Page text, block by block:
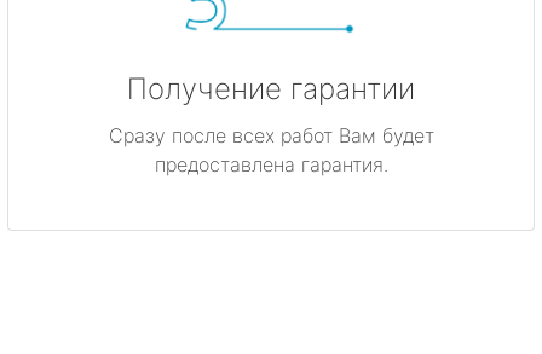
Получение гарантии
Сразу после всех работ Вам будет
предоставлена гарантия.